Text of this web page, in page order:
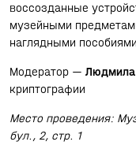
воссозданные
музейными
наглядными
Модератор — Людмила
криптографии
Место проведения:
бул., 2, стр. 1